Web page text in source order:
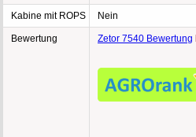
Kabine mit ROPS Nein
Bewertung Zetor 7540 Bewertung